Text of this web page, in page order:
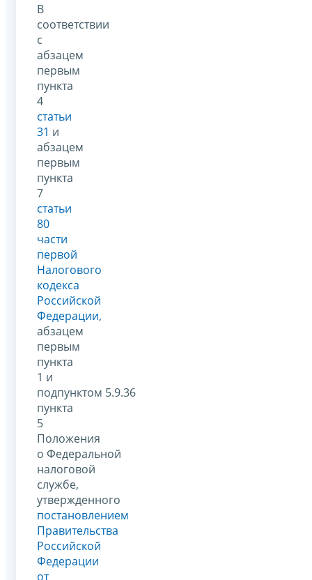
В
соответствии
с
абзацем
первым
пункта
4
статьи
31 и
абзацем
первым
пункта
7
статьи
80
части
первой
Налогового
кодекса
Российской
Федерации,
абзацем
первым
пункта
1 и
подпунктом 5.9.36
пункта
5
Положения
о Федеральной
налоговой
службе,
утвержденного
постановлением
Правительства
Российской
Федерации
от